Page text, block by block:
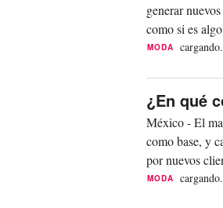
generar
como si es
crean...
MODA
¿En qué
México - El
como base, y
por nuevos
MODA